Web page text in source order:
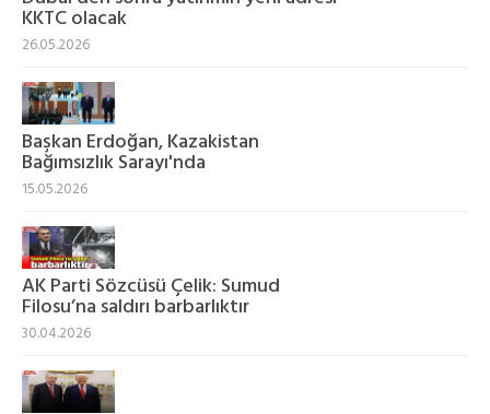
KKTC olacak
26.05.2026
Başkan Erdoğan, Kazakistan
Bağımsızlık Sarayı'nda
15.05.2026
AK Parti Sözcüsü Çelik: Sumud
Filosu’na saldırı barbarlıktır
30.04.2026